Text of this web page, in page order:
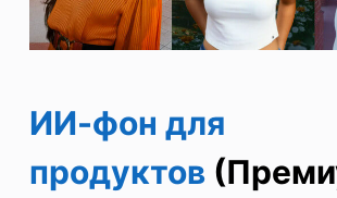
ИИ-фон для
продуктов